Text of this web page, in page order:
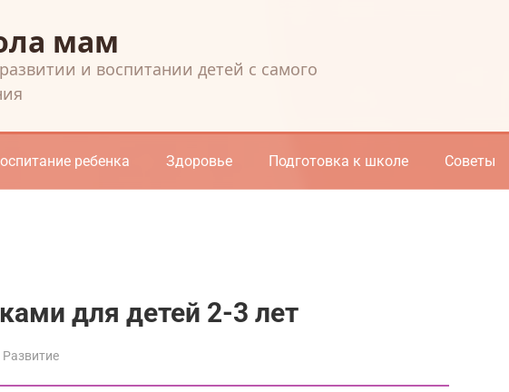
мам
и воспитании детей с самого
ребенка Здоровье Подготовка к школе Советы
для детей 2-3 лет
Развитие